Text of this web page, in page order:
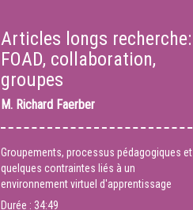
Articles longs recherche:
FOAD, collaboration,
groupes
M. Richard Faerber
Groupements, processus pédagogiques et
quelques contraintes liés à un
environnement virtuel d'apprentissage
Durée : 34:49